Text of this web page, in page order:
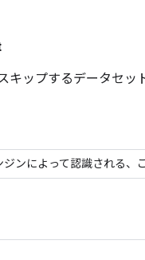
キップするデータセッ
ジンによって認識される、